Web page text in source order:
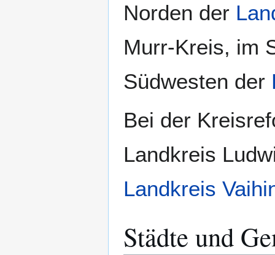
Norden der
Murr-Kreis, im
Südwesten der
Bei der
Landkreis
Landkreis
Städte und